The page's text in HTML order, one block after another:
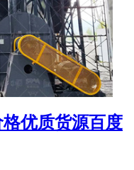
优质货源百度